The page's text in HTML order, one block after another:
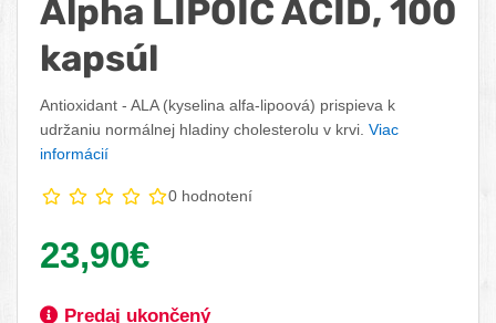
Alpha LIPOIC ACID, 100
kapsúl
Antioxidant - ALA (kyselina alfa-lipoová) prispieva k
udržaniu normálnej hladiny cholesterolu v krvi. Viac
informácií
0 hodnotení
23,90€
Dostupnosť:
Predaj ukončený